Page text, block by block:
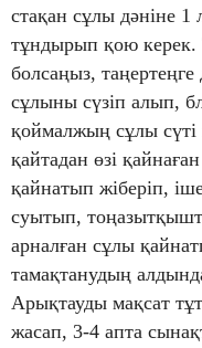
стақан сұлы дәніне 1
тұндырып қою керек.
болсаңыз,
сұлыны сүзіп алып,
қоймалжың сұлы
қайтадан өзі
қайнатып жіберіп,
суытып,
арналған сұлы
тамақтанудың
Арықтауды мақсат
жасап, 3-4 апта